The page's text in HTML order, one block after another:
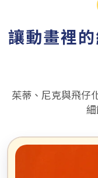
讓動畫裡
茱蒂、尼克與飛仔